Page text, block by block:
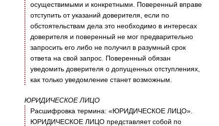
осуществимыми и конкретными. Поверенный вправе
отступить от указаний доверителя, если по
обстоятельствам дела это необходимо в интересах
доверителя и поверенный не мог предварительно
запросить его либо не получил в разумный срок
ответа на свой запрос. Поверенный обязан
уведомить доверителя о допущенных отступлениях,
как только уведомление станет возможным.
ЮРИДИЧЕСКОЕ ЛИЦО
Расшифровка термина: «ЮРИДИЧЕСКОЕ ЛИЦО».
ЮРИДИЧЕСКОЕ ЛИЦО представляет собой по